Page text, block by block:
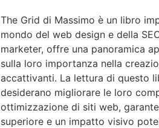
The Grid di Massimo è un libro
mondo del web design e della
marketer, offre una panoramica
sulla loro importanza nella
accattivanti. La lettura di questo
desiderano migliorare le loro
ottimizzazione di siti web,
superiore e un impatto visivo